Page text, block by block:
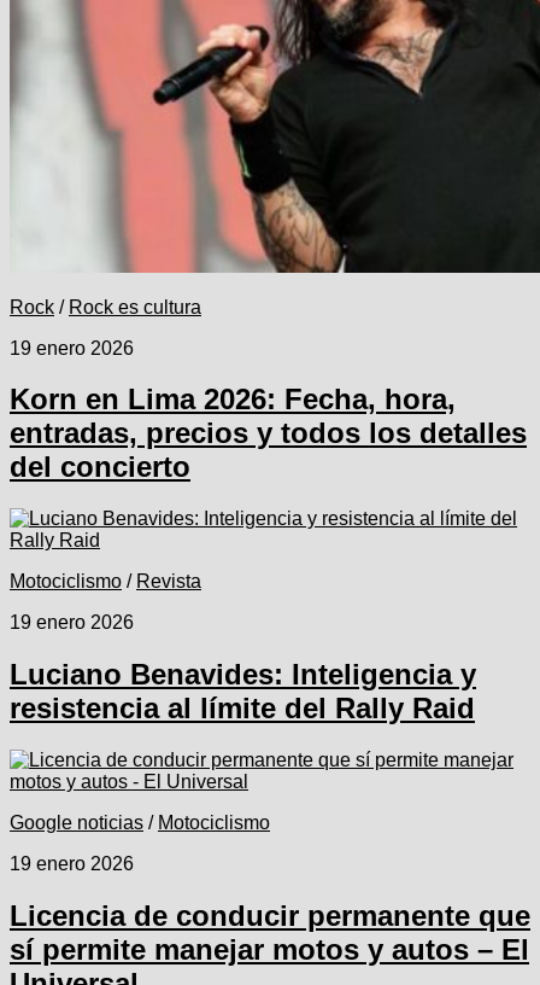
Rock / Rock es cultura
19 enero 2026
Korn en Lima 2026: Fecha, hora,
entradas, precios y todos los detalles
del concierto
Motociclismo / Revista
19 enero 2026
Luciano Benavides: Inteligencia y
resistencia al límite del Rally Raid
Google noticias / Motociclismo
19 enero 2026
Licencia de conducir permanente que
sí permite manejar motos y autos – El